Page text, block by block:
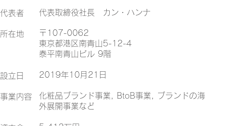
代表者
所在地
設立日
事業内容
代表取締役社長 カン・ハンナ
〒107-0062
東京都港区南青山5-12-4
泰平南青山ビル 9階
2019年10月21日
化粧品ブランド事業, BtoB事業, ブランドの海
外展開事業など